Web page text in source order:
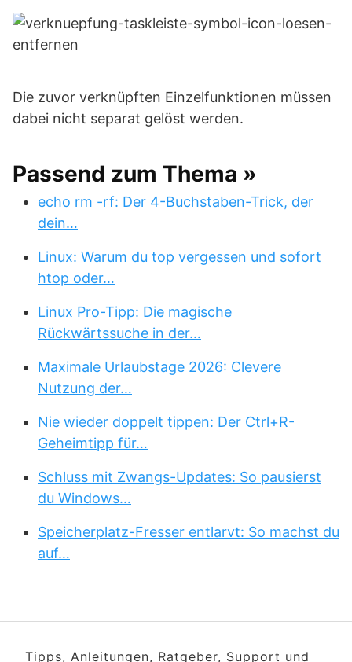
Die zuvor verknüpften Einzelfunktionen müssen
dabei nicht separat gelöst werden.
Passend zum Thema »
echo rm -rf: Der 4-Buchstaben-Trick, der
dein…
Linux: Warum du top vergessen und sofort
htop oder…
Linux Pro-Tipp: Die magische
Rückwärtssuche in der…
Maximale Urlaubstage 2026: Clevere
Nutzung der…
Nie wieder doppelt tippen: Der Ctrl+R-
Geheimtipp für…
Schluss mit Zwangs-Updates: So pausierst
du Windows…
Speicherplatz-Fresser entlarvt: So machst du
auf…
Tipps, Anleitungen, Ratgeber, Support und